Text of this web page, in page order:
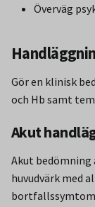
Överväg
Gör en klinisk
och Hb samt
Akut
Akut bedömning
huvudvärk med
bortfallssymtom